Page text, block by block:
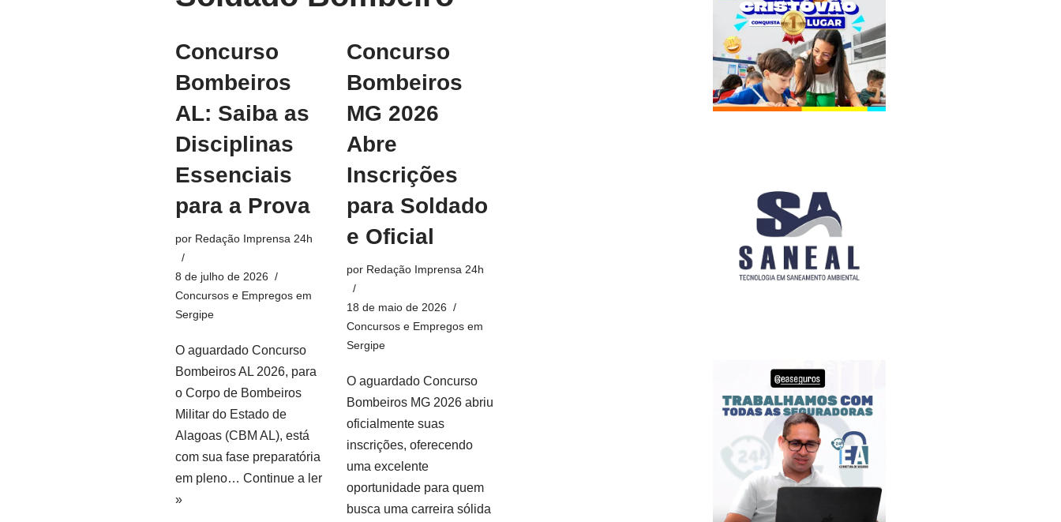
Concurso
Bombeiros
AL: Saiba as
Disciplinas
Essenciais
para a Prova
por Redação Imprensa 24h
8 de julho de 2026
Concursos e Empregos em
Sergipe
O aguardado Concurso
Bombeiros AL 2026, para
o Corpo de Bombeiros
Militar do Estado de
Alagoas (CBM AL), está
com sua fase preparatória
em pleno… Continue a ler
»
Concurso
Bombeiros
MG 2026
Abre
Inscrições
para Soldado
e Oficial
por Redação Imprensa 24h
18 de maio de 2026
Concursos e Empregos em
Sergipe
O aguardado Concurso
Bombeiros MG 2026 abriu
oficialmente suas
inscrições, oferecendo
uma excelente
oportunidade para quem
busca uma carreira sólida